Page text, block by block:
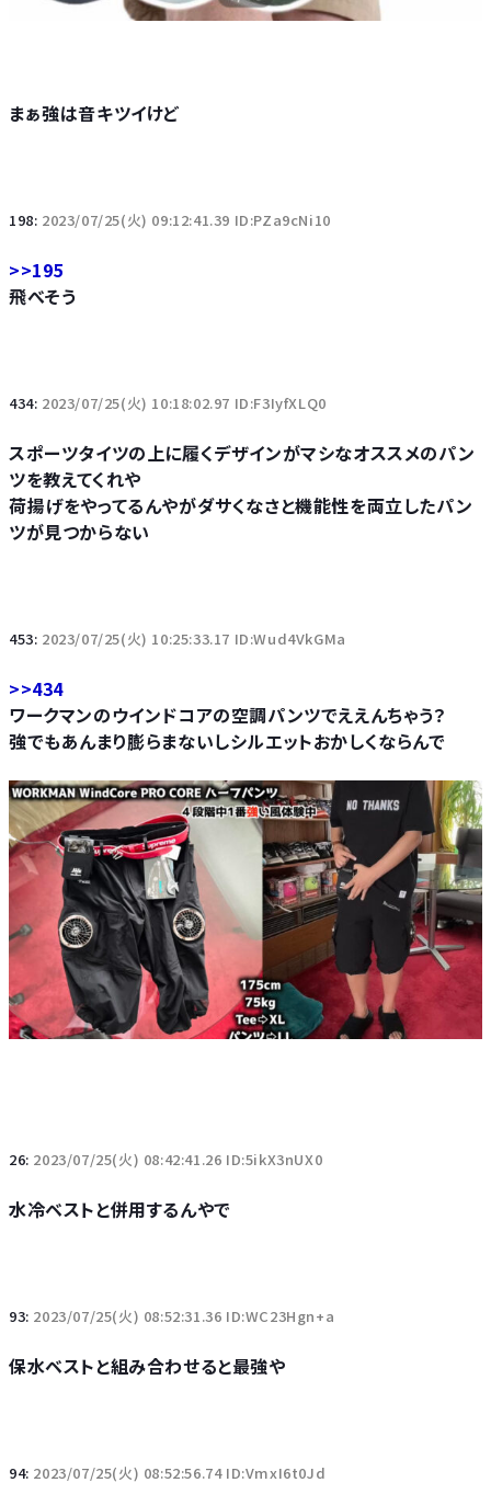
まぁ強は音キツイけど
198: 2023/07/25(火) 09:12:41.39 ID:PZa9cNi10
>>195
飛べそう
434: 2023/07/25(火) 10:18:02.97 ID:F3IyfXLQ0
スポーツタイツの上に履くデザインがマシなオススメのパン
ツを教えてくれや
荷揚げをやってるんやがダサくなさと機能性を両立したパン
ツが見つからない
453: 2023/07/25(火) 10:25:33.17 ID:Wud4VkGMa
>>434
ワークマンのウインドコアの空調パンツでええんちゃう？
強でもあんまり膨らまないしシルエットおかしくならんで
26: 2023/07/25(火) 08:42:41.26 ID:5ikX3nUX0
水冷ベストと併用するんやで
93: 2023/07/25(火) 08:52:31.36 ID:WC23Hgn+a
保水ベストと組み合わせると最強や
94: 2023/07/25(火) 08:52:56.74 ID:VmxI6t0Jd